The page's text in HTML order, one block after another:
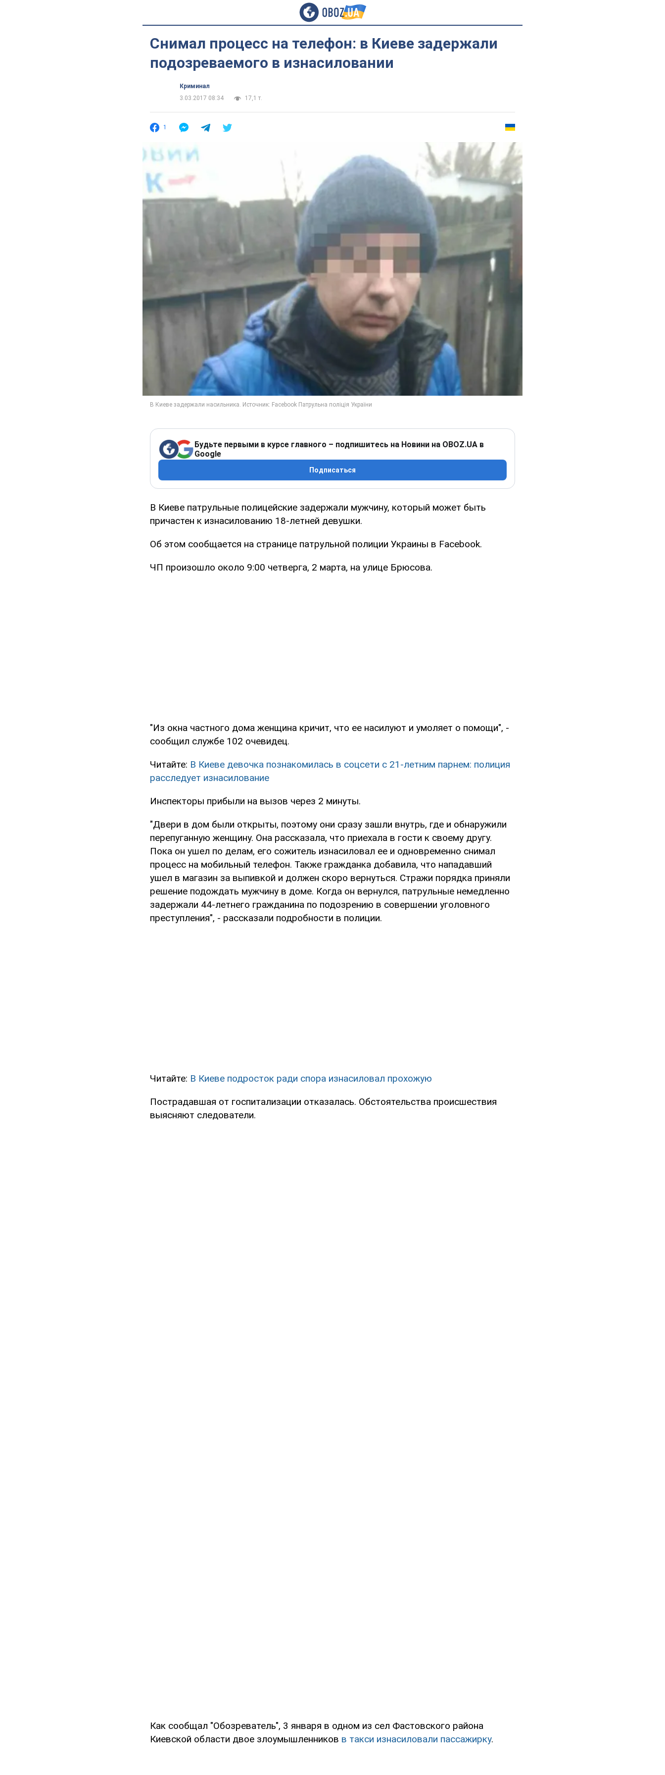
Снимал процесс на телефон: в Киеве задержали
подозреваемого в изнасиловании
Криминал
3.03.2017 08:34
17,1 т.
1
Будьте первыми в курсе главного – подпишитесь на Новини на OBOZ.UA в
Google
Подписаться
В Киеве патрульные полицейские задержали мужчину, который может быть
причастен к изнасилованию 18-летней девушки.
Об этом сообщается на странице патрульной полиции Украины в Facebook.
ЧП произошло около 9:00 четверга, 2 марта, на улице Брюсова.
"Из окна частного дома женщина кричит, что ее насилуют и умоляет о помощи", -
сообщил службе 102 очевидец.
Читайте: В Киеве девочка познакомилась в соцсети с 21-летним парнем: полиция
расследует изнасилование
Инспекторы прибыли на вызов через 2 минуты.
"Двери в дом были открыты, поэтому они сразу зашли внутрь, где и обнаружили
перепуганную женщину. Она рассказала, что приехала в гости к своему другу.
Пока он ушел по делам, его сожитель изнасиловал ее и одновременно снимал
процесс на мобильный телефон. Также гражданка добавила, что нападавший
ушел в магазин за выпивкой и должен скоро вернуться. Стражи порядка приняли
решение подождать мужчину в доме. Когда он вернулся, патрульные немедленно
задержали 44-летнего гражданина по подозрению в совершении уголовного
преступления", - рассказали подробности в полиции.
Читайте: В Киеве подросток ради спора изнасиловал прохожую
Пострадавшая от госпитализации отказалась. Обстоятельства происшествия
выясняют следователи.
Как сообщал "Обозреватель", 3 января в одном из сел Фастовского района
Киевской области двое злоумышленников в такси изнасиловали пассажирку.